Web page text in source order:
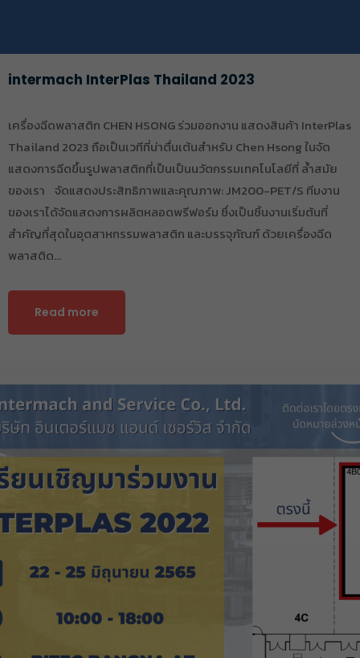
intermach InterPlas Thailand 2023
เครื่องฉีดพลาสติก CHEN HSONG ร่วมออกงาน แสดงสินค้า InterPlas
Thailand 2023 ถือเป็นเวทีที่น่าตื่นเต้นสำหรับ Chen Hsong ในจัด
แสดงการฉีดขึ้นรูปพลาสติกที่เป็นเป็นนวัตกรรมเทคโนโลยีที่ ล้ำสมัย
ของเรา จัดแสดงประสิทธิภาพและคุณภาพ: JM200-PET/S ทีมงาน
ของเราได้จัดแสดงการผลิตหลอดพรีฟอร์ม ซึ่งเป็นชิ้นงานเริ่มต้นที่
สำคัญที่สุดในอุตสาหกรรมพลาสติก และบรรจุภัณฑ์ ด้วยเครื่องฉีด
พลาสติด…
Read more